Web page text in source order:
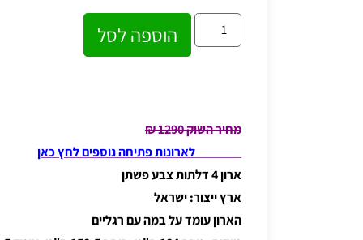
הוספה לסל
מחיר השוק 1290 ₪
לארונות פתיחה נוספים לחץ כאן
ארון 4 דלתות צבע פשתן
ארץ ייצור: ישראל
הארון עומד על במה עם רגליים